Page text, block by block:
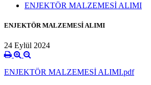
ENJEKTÖR MALZEMESİ ALIMI
ENJEKTÖR MALZEMESİ ALIMI
24 Eylül 2024
ENJEKTÖR MALZEMESİ ALIMI.pdf